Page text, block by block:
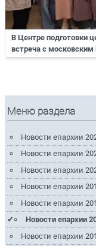
В Центре подготовки
встреча с
Меню раздела
Новости епархии
Новости епархии
Новости епархии
Новости епархии
Новости епархии
Новости епархии
Новости епархии